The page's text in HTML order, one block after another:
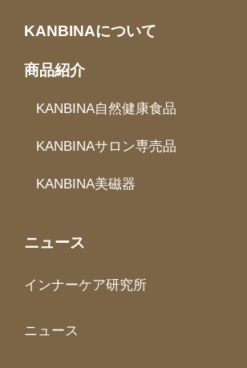
KANBINAについて
商品紹介
KANBINA自然健康食品
KANBINAサロン専売品
KANBINA美磁器
ニュース
インナーケア研究所
ニュース